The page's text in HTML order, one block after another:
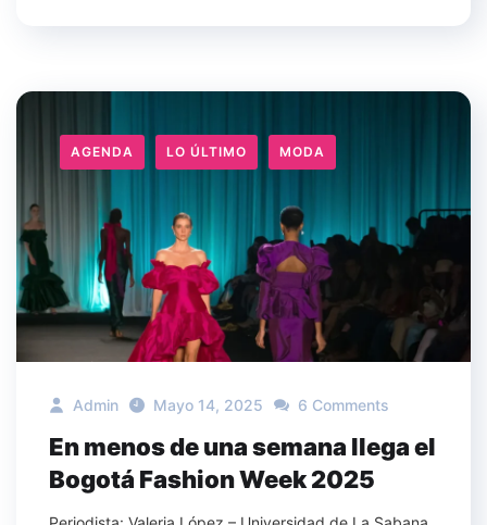
AGENDA LO ÚLTIMO MODA
Admin Mayo 14, 2025 6 Comments
En menos de una semana llega el
Bogotá Fashion Week 2025